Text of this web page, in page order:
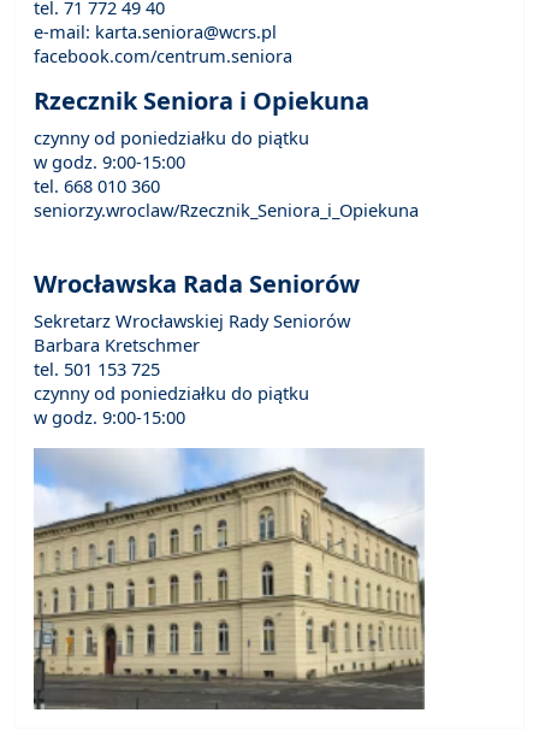
tel. 71 772 49 40
e-mail: karta.seniora@wcrs.pl
facebook.com/centrum.seniora
Rzecznik Seniora i Opiekuna
czynny od poniedziałku do piątku
w godz. 9:00-15:00
tel. 668 010 360
seniorzy.wroclaw/Rzecznik_Seniora_i_Opiekuna
Wrocławska Rada Seniorów
Sekretarz Wrocławskiej Rady Seniorów
Barbara Kretschmer
tel. 501 153 725
czynny od poniedziałku do piątku
w godz. 9:00-15:00